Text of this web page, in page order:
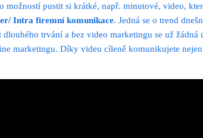
možností pustit si krátké, např. minutové, video,
Intra firemní komunikace. Jedná se o trend
trvání a bez video marketingu se už žádná
marketingu. Díky videu cíleně komunikujete